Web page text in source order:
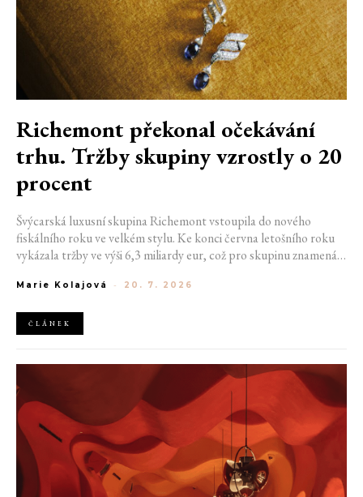
Richemont překonal očekávání
trhu. Tržby skupiny vzrostly o 20
procent
Švýcarská luxusní skupina Richemont vstoupila do nového
fiskálního roku ve velkém stylu. Ke konci června letošního roku
vykázala tržby ve výši 6,3 miliardy eur, což pro skupinu znamená
luxusním zůstává i přes přetrvávající ekonomickou nejistotu
Marie Kolajová - 20. 7. 2026
ČLÁNEK